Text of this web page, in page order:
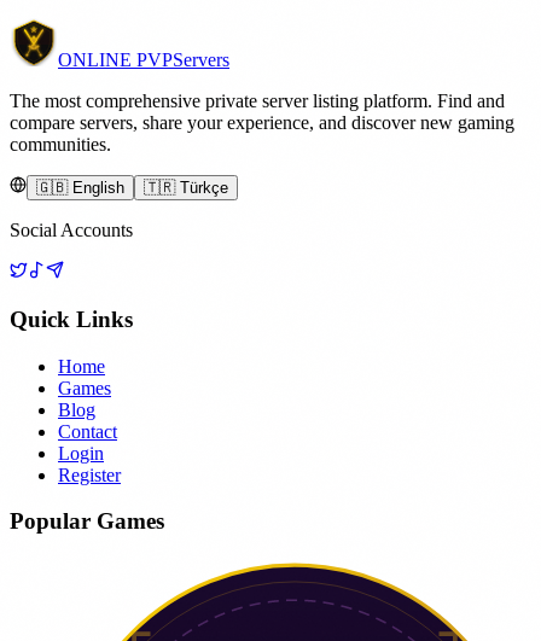
ONLINE PVPServers
The most comprehensive private server listing platform. Find and
compare servers, share your experience, and discover new gaming
communities.
🇬🇧 English 🇹🇷 Türkçe
Social Accounts
Quick Links
Home
Games
Blog
Contact
Login
Register
Popular Games